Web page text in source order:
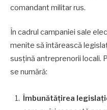
comandant militar rus.
În cadrul campaniei sale
menite să întărească
susțină antreprenorii locali.
se numără:
Îmbunătățirea